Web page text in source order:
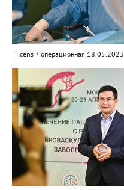
icens + операционная 18.05.2023